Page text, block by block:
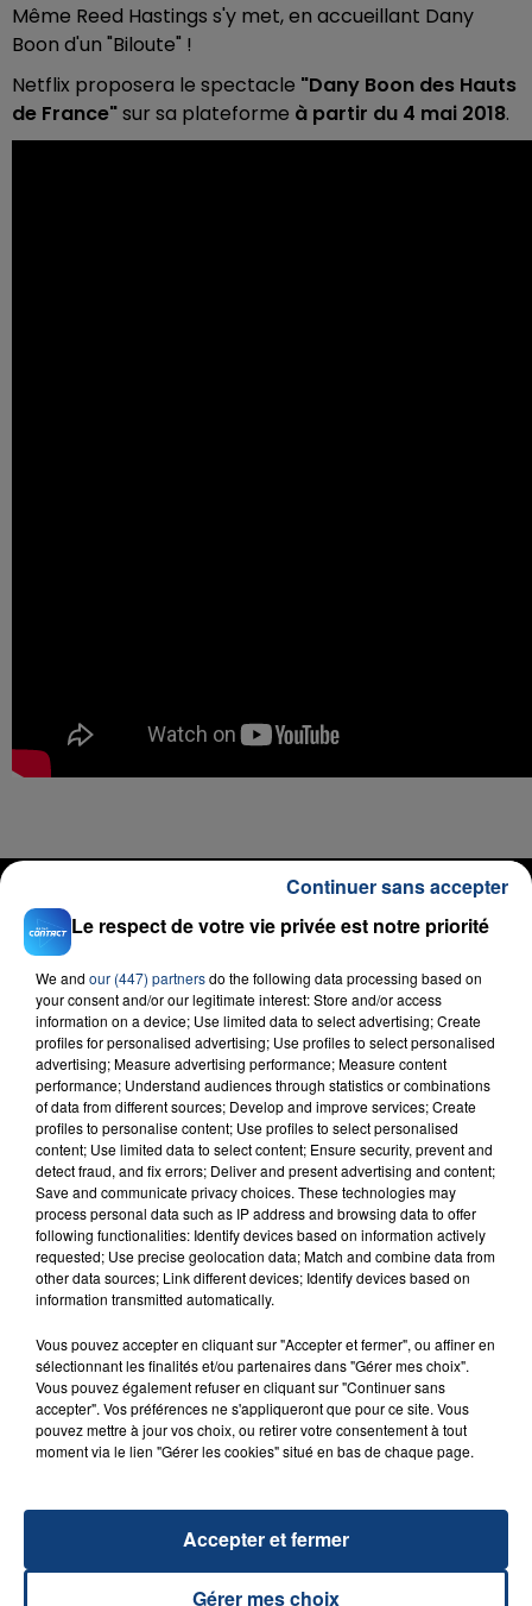
Même Reed Hastings s'y met, en accueillant Dany
Boon d'un "Biloute" !
Netflix proposera le spectacle "Dany Boon des Hauts
de France"sur sa plateforme à partir du 4 mai 2018.
I Just Might
RADIO CONTACT
FIL D'ACTU
23 juillet 2026
INCENDIE MORTEL À LENS : UNE FEMME ET
SON BÉBÉ ENTRE LA VIE ET LA...
aspergé sa compagne et leur bébé de trois mois
d'un liquide inflammable.
Le respect de votre vie privée est notre priorité
We and our (447) partnersdo the following data processing based on
your consent and/or our legitimate interest: Store and/or access
information on a device; Use limited data to select advertising; Create
profiles for personalised advertising; Use profiles to select personalised
advertising; Measure advertising performance; Measure content
performance; Understand audiences through statistics or combinations
of data from different sources; Develop and improve services; Create
profiles to personalise content; Use profiles to select personalised
content; Use limited data to select content; Ensure security, prevent and
detect fraud, and fix errors; Deliver and present advertising and content;
Save and communicate privacy choices. These technologies may
process personal data such as IP address and browsing data to offer
following functionalities: Identify devices based on information actively
requested; Use precise geolocation data; Match and combine data from
other data sources; Link different devices; Identify devices based on
information transmitted automatically.
Vous pouvez accepter en cliquant sur "Accepter et fermer", ou affiner en
sélectionnant les finalités et/ou partenaires dans "Gérer mes choix".
Vous pouvez également refuser en cliquant sur "Continuer sans
accepter". Vos préférences ne s'appliqueront que pour ce site. Vous
pouvez mettre à jour vos choix, ou retirer votre consentement à tout
moment via le lien "Gérer les cookies" situé en bas de chaque page.
Gérer mes choix
Accepter et fermer
Continuer sans accepter